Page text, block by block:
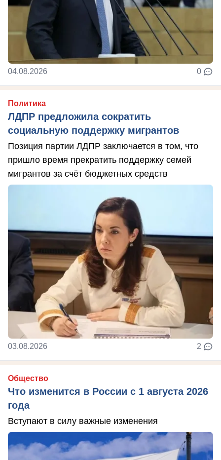
04.08.2026 0
Политика
ЛДПР предложила сократить
социальную поддержку мигрантов
Позиция партии ЛДПР заключается в том, что
пришло время прекратить поддержку семей
мигрантов за счёт бюджетных средств
03.08.2026 2
Общество
Что изменится в России с 1 августа 2026
года
Вступают в силу важные изменения